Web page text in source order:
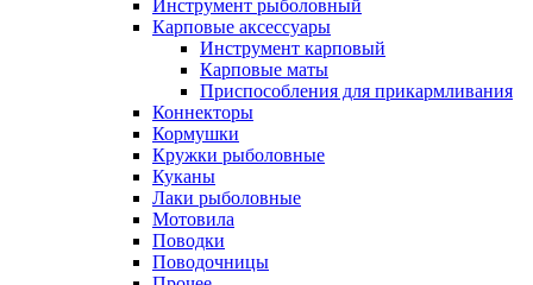
Инструмент рыболовный
Карповые аксессуары
Инструмент карповый
Карповые маты
Приспособления для прикармливания
Коннекторы
Кормушки
Кружки рыболовные
Куканы
Лаки рыболовные
Мотовила
Поводки
Поводочницы